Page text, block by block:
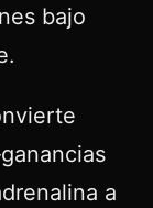
bajo
a